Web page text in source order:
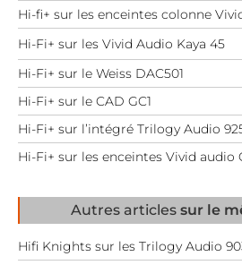
Hi-fi+ sur les enceintes colonne
Hi-Fi+ sur les Vivid Audio Kaya 45
Hi-Fi+ sur le Weiss DAC501
Hi-Fi+ sur le CAD GC1
Hi-Fi+ sur l’intégré Trilogy Audio
Hi-Fi+ sur les enceintes Vivid audio
Autres articles sur le
Hifi Knights sur les Trilogy Audio